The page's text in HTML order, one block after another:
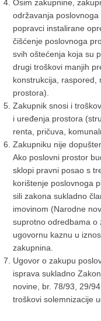
Osim zakupnine,
održavanja
popravci instalirane
čišćenje poslovnoga
svih oštećenja koja su
drugi troškovi manjih
konstrukcija, raspored,
prostora).
Zakupnik snosi i
i uređenja prostora
renta, pričuva,
Zakupniku nije
Ako poslovni prostor
sklopi pravni posao s
korištenje poslovnoga
sili zakona sukladno
imovinom (Narodne
suprotno odredbama o
ugovornu kaznu u
zakupnina.
Ugovor o zakupu
isprava sukladno
novine, br. 78/93, 29/
troškovi solemnizacije